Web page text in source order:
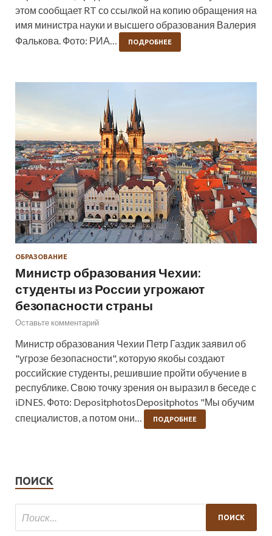
этом сообщает RT со ссылкой на копию обращения на
имя министра науки и высшего образования Валерия
Фалькова. Фото: РИА…
ПОДРОБНЕЕ
ОБРАЗОВАНИЕ
Министр образования Чехии:
студенты из России угрожают
безопасности страны
Оставьте комментарий
Министр образования Чехии Петр Газдик заявил об
"угрозе безопасности", которую якобы создают
российские студенты, решившие пройти обучение в
республике. Свою точку зрения он выразил в беседе с
iDNES. Фото: DepositphotosDepositphotos "Мы обучим
специалистов, а потом они…
ПОДРОБНЕЕ
ПОИСК